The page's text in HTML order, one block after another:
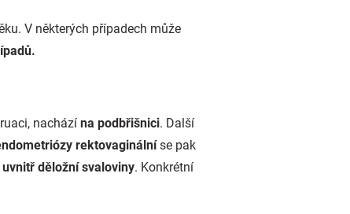
V některých případech může
nachází na podbřišnici. Další
rektovaginálníse pak
uvnitř děložní svaloviny. Konkrétní